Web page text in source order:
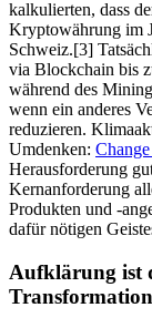
kalkulierten, dass
Kryptowährung im
Schweiz.[3]
via Blockchain bis
während des
wenn ein anderes
reduzieren.
Umdenken:
Herausforderung
Kernanforderung
Produkten und -
dafür nötigen
Aufklärung ist
Transformation